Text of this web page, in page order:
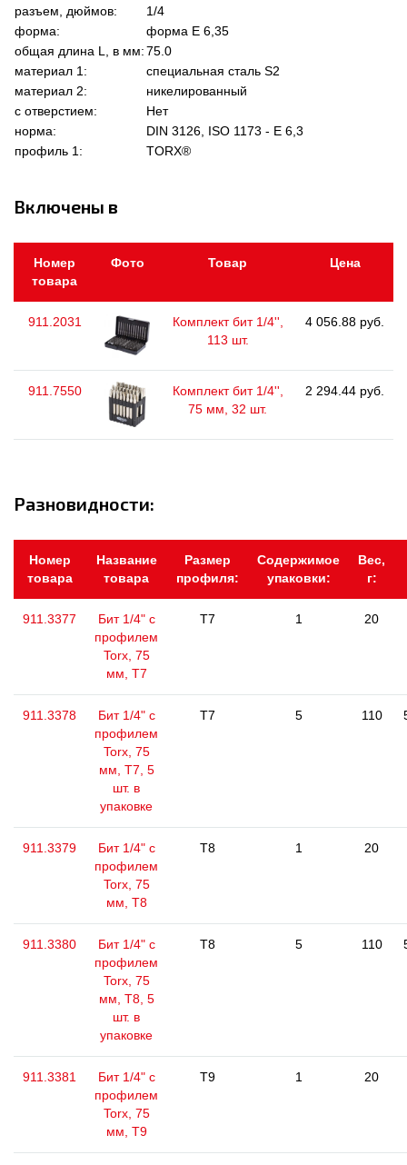
разъем, дюймов:
1/4
форма:
форма Е 6,35
общая длина L, в мм:75.0
материал 1:
специальная сталь S2
материал 2:
никелированный
с отверстием:
Нет
норма:
DIN 3126, ISO 1173 - E 6,3
профиль 1:
TORX®
Включены в
Номер
товара
Фото Товар Цена
911.2031
Комплект бит 1/4'',
113 шт.
4 056.88 руб.
911.7550
Комплект бит 1/4'',
75 мм, 32 шт.
2 294.44 руб.
Разновидности:
Номер
товара
Название
товара
Размер
профиля:
Содержимое
упаковки:
Вес,
г:
911.3377
Бит 1/4" с
профилем
Torx, 75
мм, Т7
T7 1 20
911.3378
Бит 1/4" с
профилем
Torx, 75
мм, Т7, 5
шт. в
упаковке
T7 5 110
911.3379
Бит 1/4" с
профилем
Torx, 75
мм, Т8
T8 1 20
911.3380
Бит 1/4" с
профилем
Torx, 75
мм, Т8, 5
шт. в
упаковке
T8 5 110
911.3381
Бит 1/4" с
профилем
Torx, 75
мм, Т9
T9 1 20